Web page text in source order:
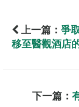
上一篇： 爭
移至醫觀酒店
下一篇：